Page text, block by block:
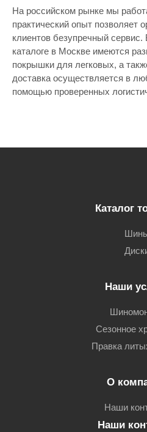
На российском рынке мы
практический опыт позволяет
клиентов безупречный сервис.
каталоге в Москве имеются
покрышки для легковых, а
доставка осуществляется в
помощью проверенных
Каталог
Наши
Сезонное
Правка
О
Наши
Наши